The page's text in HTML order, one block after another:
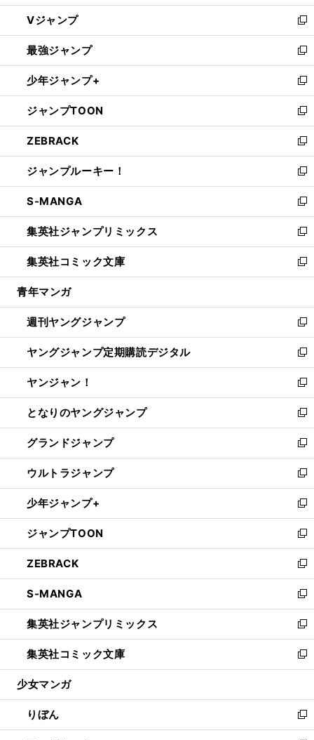
ウ
ィ
ン
ド
ウ
で
開
く
し
い
ウ
ィ
ン
ド
ウ
で
開
く
Vジャンプ
新
し
い
ウ
ィ
ン
ド
ウ
で
開
く
最強ジャンプ
新
し
い
ウ
ィ
ン
ド
ウ
で
開
く
少年ジャンプ+
新
し
い
ウ
ィ
ン
ド
ウ
で
開
く
ジャンプTOON
新
し
い
ウ
ィ
ン
ド
ウ
で
開
く
ZEBRACK
新
し
い
ウ
ィ
ン
ド
ウ
で
開
ジャンプルーキー！
新
し
い
ウ
ィ
ン
ド
ウ
開
く
S-MANGA
新
し
い
ウ
ィ
ン
ウ
で
開
く
集英社ジャンプリミックス
新
し
い
ウ
ン
ド
ウ
で
開
く
集英社コミック文庫
新
し
ウ
ィ
ン
ド
ウ
で
開
く
青年マンガ
週刊ヤングジャンプ
新
し
い
ウ
ィ
ン
ド
ウ
で
開
く
ヤングジャンプ定期購読デジタル
新
し
い
ウ
ィ
ン
ド
ウ
で
開
く
ヤンジャン！
新
し
い
ウ
ィ
ン
ド
ウ
で
開
く
となりのヤングジャンプ
新
し
い
ウ
ィ
ン
ド
ウ
で
開
く
グランドジャンプ
新
し
い
ウ
ィ
ン
ド
ウ
で
開
く
ウルトラジャンプ
新
し
い
ウ
ィ
ン
ド
ウ
で
開
く
少年ジャンプ+
新
し
い
ウ
ィ
ン
ド
ウ
で
開
く
ジャンプTOON
新
し
い
ウ
ィ
ン
ド
ウ
で
開
ZEBRACK
新
し
い
ウ
ィ
ン
ド
ウ
開
く
S-MANGA
新
し
い
ウ
ィ
ン
ウ
で
開
集英社ジャンプリミックス
新
し
い
ウ
ン
ド
ウ
集英社コミック文庫
新
し
ウ
ィ
ン
少女マンガ
りぼん
新
し